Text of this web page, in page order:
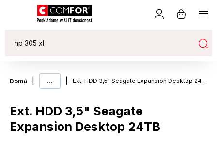
Domů ... Ext. HDD 3,5" Seagate Expansion Desktop 24TB
Ext. HDD 3,5" Seagate
Expansion Desktop 24TB